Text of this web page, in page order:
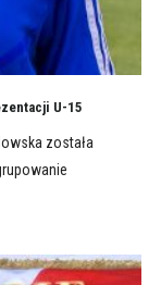
U-15
została